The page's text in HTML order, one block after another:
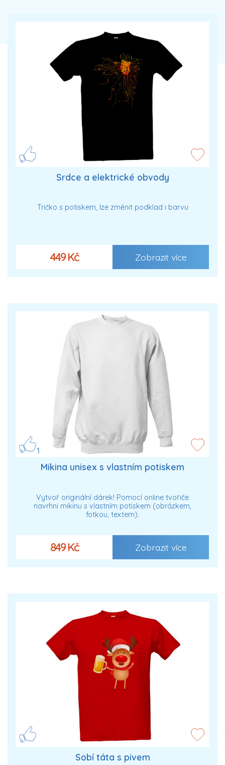
Srdce a elektrické obvody
Tričko s potiskem, lze změnit podklad i barvu
449 Kč Zobrazit více
1
Mikina unisex s vlastním potiskem
Vytvoř originální dárek! Pomocí online tvořiče
navrhni mikinu s vlastním potiskem (obrázkem,
fotkou, textem).
849 Kč Zobrazit více
Sobí táta s pivem